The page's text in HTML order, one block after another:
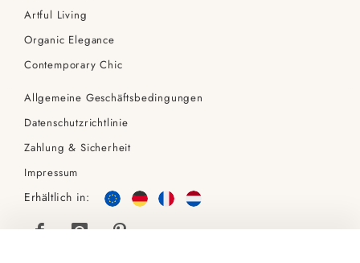
Artful Living
Organic Elegance
Contemporary Chic
Allgemeine Geschäftsbedingungen
Datenschutzrichtlinie
Zahlung & Sicherheit
Impressum
Erhältlich in: